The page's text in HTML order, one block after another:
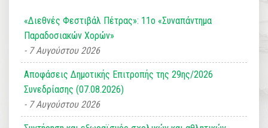
«Διεθνές Φεστιβάλ Πέτρας»: 11ο «Συναπάντημα
Παραδοσιακών Χορών»
7 Αυγούστου 2026
Αποφάσεις Δημοτικής Επιτροπής της 29ης/2026
Συνεδρίασης (07.08.2026)
7 Αυγούστου 2026